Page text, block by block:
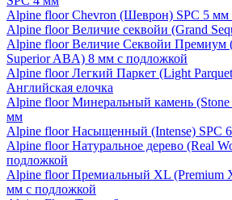
Alpine floor Chevron (Шеврон) SPC 5 мм
Alpine floor Величие секвойи (Grand
Alpine floor Величие Секвойи Премиум
Superior ABA) 8 мм с подложкой
Alpine floor Легкий Паркет (Light
Английская елочка
Alpine floor Минеральный камень (Stone
мм
Alpine floor Насыщенный (Intense) SPC
Alpine floor Натуральное дерево (Real
подложкой
Alpine floor Премиальный XL (Premium
мм с подложкой